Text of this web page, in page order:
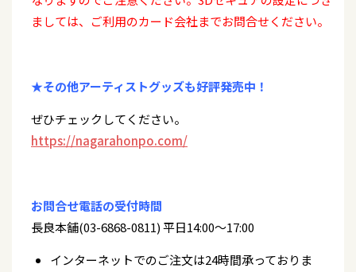
ましては、ご利用のカード会社までお問合せください。
★その他アーティストグッズも好評発売中！
ぜひチェックしてください。
https://nagarahonpo.com/
お問合せ電話の受付時間
長良本舗(03-6868-0811) 平日14:00～17:00
インターネットでのご注文は24時間承っておりま